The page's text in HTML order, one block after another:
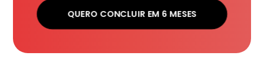
QUERO CONCLUIR EM 6 MESES